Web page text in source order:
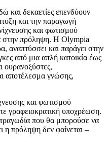
και δεκαετίες επενδύουν
και την παραγωγή
και φωτισμού
στην πρόληψη. Η Olympia
αναπτύσσει και παράγει στην
από μια απλή κατοικία έως
ουρανοξύστες,
αποτέλεσμα γνώσης,
και φωτισμού
γραφειοκρατική υποχρέωση.
που θα μπορούσε να
η πρόληψη δεν φαίνεται –